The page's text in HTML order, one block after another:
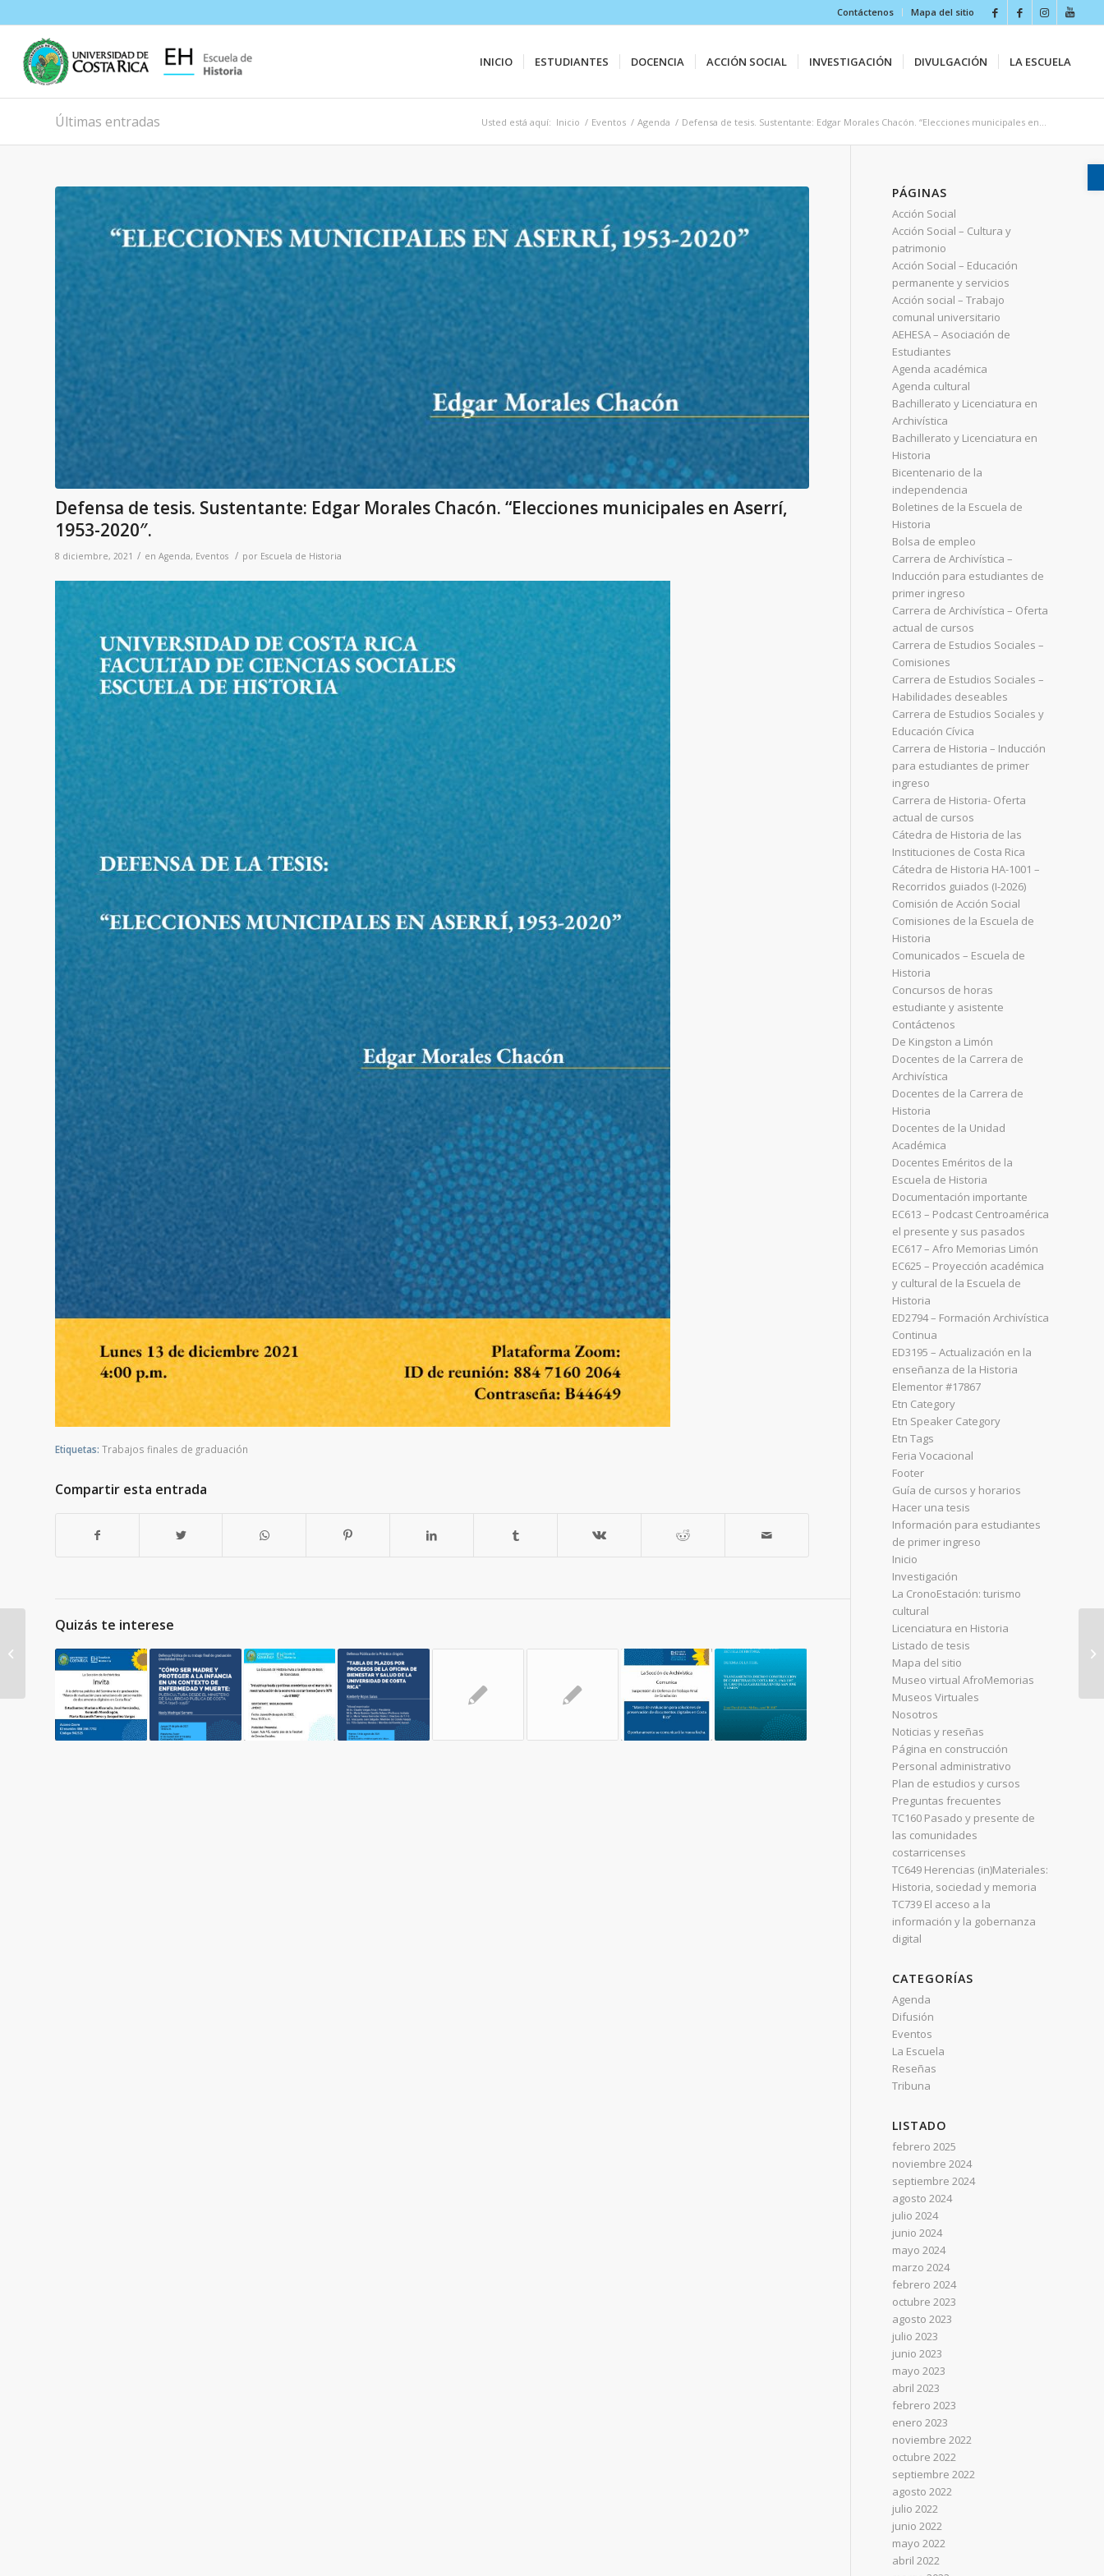
Contáctenos Mapa del sitio
INICIO ESTUDIANTES DOCENCIA ACCIÓN SOCIAL INVESTIGACIÓN DIVULGACIÓN LA ESCUELA
Últimas entradas Usted está aquí: Inicio / Eventos / Agenda / Defensa de tesis. Sustentante: Edgar Morales Chacón. “Elecciones municipales en...
Defensa de tesis. Sustentante: Edgar Morales Chacón. “Elecciones municipales en Aserrí,
1953-2020″.
8 diciembre, 2021 / en Agenda, Eventos / por Escuela de Historia
Etiquetas: Trabajos finales de graduación
Compartir esta entrada
Quizás te interese
PÁGINAS
Acción Social
Acción Social – Cultura y
patrimonio
Acción Social – Educación
permanente y servicios
Acción social – Trabajo
comunal universitario
AEHESA – Asociación de
Estudiantes
Agenda académica
Agenda cultural
Bachillerato y Licenciatura en
Archivística
Bachillerato y Licenciatura en
Historia
Bicentenario de la
independencia
Boletines de la Escuela de
Historia
Bolsa de empleo
Carrera de Archivística –
Inducción para estudiantes de
primer ingreso
Carrera de Archivística – Oferta
actual de cursos
Carrera de Estudios Sociales –
Comisiones
Carrera de Estudios Sociales –
Habilidades deseables
Carrera de Estudios Sociales y
Educación Cívica
Carrera de Historia – Inducción
para estudiantes de primer
ingreso
Carrera de Historia- Oferta
actual de cursos
Cátedra de Historia de las
Instituciones de Costa Rica
Cátedra de Historia HA-1001 –
Recorridos guiados (I-2026)
Comisión de Acción Social
Comisiones de la Escuela de
Historia
Comunicados – Escuela de
Historia
Concursos de horas
estudiante y asistente
Contáctenos
De Kingston a Limón
Docentes de la Carrera de
Archivística
Docentes de la Carrera de
Historia
Docentes de la Unidad
Académica
Docentes Eméritos de la
Escuela de Historia
Documentación importante
EC613 – Podcast Centroamérica
el presente y sus pasados
EC617 – Afro Memorias Limón
EC625 – Proyección académica
y cultural de la Escuela de
Historia
ED2794 – Formación Archivística
Continua
ED3195 – Actualización en la
enseñanza de la Historia
Elementor #17867
Etn Category
Etn Speaker Category
Etn Tags
Feria Vocacional
Footer
Guía de cursos y horarios
Hacer una tesis
Información para estudiantes
de primer ingreso
Inicio
Investigación
La CronoEstación: turismo
cultural
Licenciatura en Historia
Listado de tesis
Mapa del sitio
Museo virtual AfroMemorias
Museos Virtuales
Nosotros
Noticias y reseñas
Página en construcción
Personal administrativo
Plan de estudios y cursos
Preguntas frecuentes
TC160 Pasado y presente de
las comunidades
costarricenses
TC649 Herencias (in)Materiales:
Historia, sociedad y memoria
TC739 El acceso a la
información y la gobernanza
digital
CATEGORÍAS
Agenda
Difusión
Eventos
La Escuela
Reseñas
Tribuna
LISTADO
febrero 2025
noviembre 2024
septiembre 2024
agosto 2024
julio 2024
junio 2024
mayo 2024
marzo 2024
febrero 2024
octubre 2023
agosto 2023
julio 2023
junio 2023
mayo 2023
abril 2023
febrero 2023
enero 2023
noviembre 2022
octubre 2022
septiembre 2022
agosto 2022
julio 2022
junio 2022
mayo 2022
abril 2022
Defensa de tesis.
Sustentante: Josué
Alfaro Molina.
“Planeamiento,
diseño...